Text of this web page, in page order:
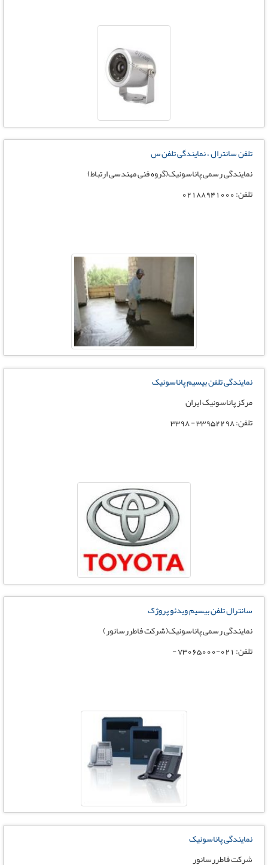
تلفن سانترال ، نمایندگی تلفن س
نمایندگی رسمی پاناسونیک(گروه فنی مهندسی ارتباط)
تلفن: 02188941000
نمایندگی تلفن بیسیم پاناسونیک
مرکز پاناسونیک ایران
تلفن: 33952298 - 3398
سانترال تلفن بیسیم ویدئو پروژک
نمایندگی رسمی پاناسونیک(شرکت فاطررسانور)
تلفن: 021-73065000 -
نمایندگی پاناسونیک
شرکت فاطررسانور